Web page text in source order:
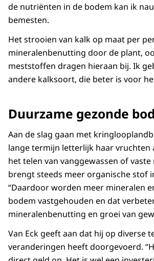
de nutriënten in de bodem kan ik
bemesten.
Het strooien van kalk op maat per
mineralenbenutting door de plant,
meststoffen dragen hieraan bij. Ik
andere kalksoort, die beter is voor
Duurzame gezonde
Aan de slag gaan met
lange termijn letterlijk haar vruchten
het telen van vanggewassen of
brengt steeds meer organische stof
“Daardoor worden meer mineralen
bodem vastgehouden en dat
mineralenbenutting en groei van
Van Eck geeft aan dat hij op diverse
veranderingen heeft doorgevoerd.